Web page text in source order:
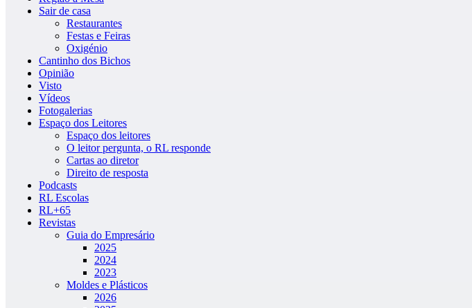
Sair de casa
Restaurantes
Festas e Feiras
Oxigénio
Cantinho dos Bichos
Opinião
Visto
Vídeos
Fotogalerias
Espaço dos Leitores
Espaço dos leitores
O leitor pergunta, o RL responde
Cartas ao diretor
Direito de resposta
Podcasts
RL Escolas
RL+65
Revistas
Guia do Empresário
2025
2024
2023
Moldes e Plásticos
2026